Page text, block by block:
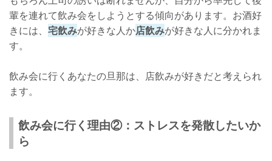
輩を連れて飲み会をしようとする傾向があります。お酒好
きには、 宅飲みが好きな人か店飲みが好きな人に分かれま
す。
飲み会に行くあなたの旦那は、店飲みが好きだと考えられ
ます。
飲み会に行く理由②：ストレスを発散したいか
ら